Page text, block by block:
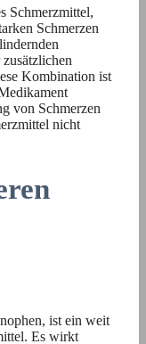
Schmerzmittel,
Schmerzen
Kombination ist
von Schmerzen
nicht
ist ein weit
Es wirkt